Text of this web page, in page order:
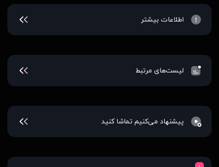
اطلاعات بیشتر
لیست‌های مرتبط
پیشنهاد می‌کنیم تماشا کنید